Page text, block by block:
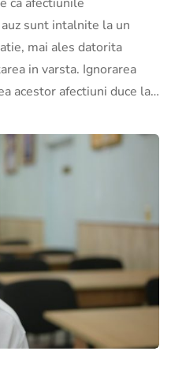
ca afectiunile
sunt intalnite la un
mai ales datorita
in varsta. Ignorarea
acestor afectiuni duce la…